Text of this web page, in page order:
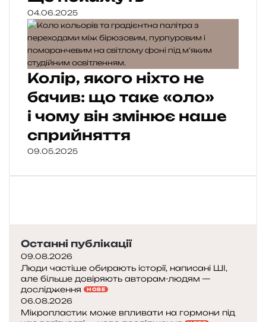
04.06.2025
Колір, якого ніхто не
бачив: що таке «оло»
і чому він змінює наше
сприйняття
09.05.2025
Останні публікації
09.08.2026
Люди частіше обирають історії, написані ШІ,
але більше довіряють авторам-людям —
дослідження
НОВЕ
06.08.2026
Мікропластик може впливати на гормони під